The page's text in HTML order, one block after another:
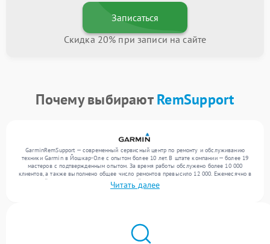
Записаться
Скидка 20% при записи на сайте
Почему выбираютRemSupport
GarminRemSupport — современный сервисный центр по ремонту и обслуживанию
техники Garmin в Йошкар-Оле с опытом более 10 лет. В штате компании — более 19
мастеров с подтвержденным опытом. За время работы обслужено более 10 000
клиентов, а также выполнено общее число ремонтов превысило 12 000. Ежемесячно в
сервисный центр поступает более 300 устройств, включая , , . Мы работаем с широким
спектром неисправностей и обеспечиваем надежный результат благодаря опыту
Читать далее